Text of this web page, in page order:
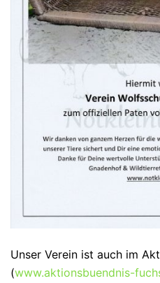
Unser Verein ist auch im
(www.aktionsbuendnis-